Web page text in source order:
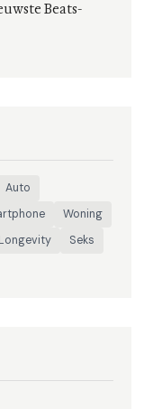
Beats-
Auto
Woning
Longevity
Seks